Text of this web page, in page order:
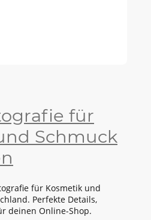
für
Schmuck
für Kosmetik und
Perfekte Details,
deinen Online-Shop.